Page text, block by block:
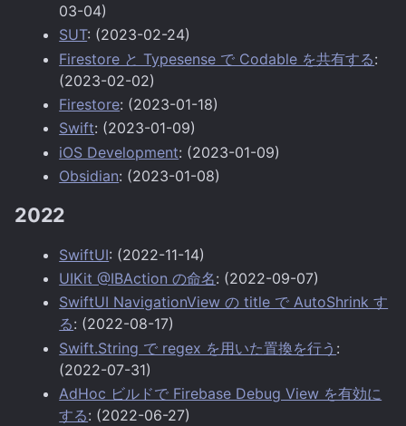
03-04)
SUT: (2023-02-24)
Firestore と Typesense で Codable を共有する:
(2023-02-02)
Firestore: (2023-01-18)
Swift: (2023-01-09)
iOS Development: (2023-01-09)
Obsidian: (2023-01-08)
2022
SwiftUI: (2022-11-14)
UIKit @IBAction の命名: (2022-09-07)
SwiftUI NavigationView の title で AutoShrink す
る: (2022-08-17)
Swift.String で regex を用いた置換を行う :
(2022-07-31)
AdHoc ビルドで Firebase Debug View を有効に
する: (2022-06-27)